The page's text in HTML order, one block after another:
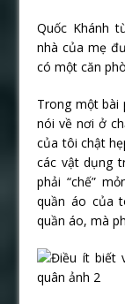
Quốc Khánh
nhà của mẹ
có một căn
Trong một bài
nói về nơi ở
của tôi chật
các vật dụng
phải “chế”
quần áo của
quần áo, mà